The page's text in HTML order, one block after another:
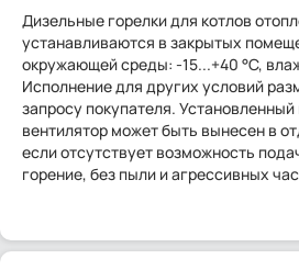
Дизельные горелки для котлов
устанавливаются в закрытых
окружающей среды: -15...+40 °С,
Исполнение для других условий
запросу покупателя.
вентилятор может быть вынесен в
если отсутствует возможность
горение, без пыли и агрессивных